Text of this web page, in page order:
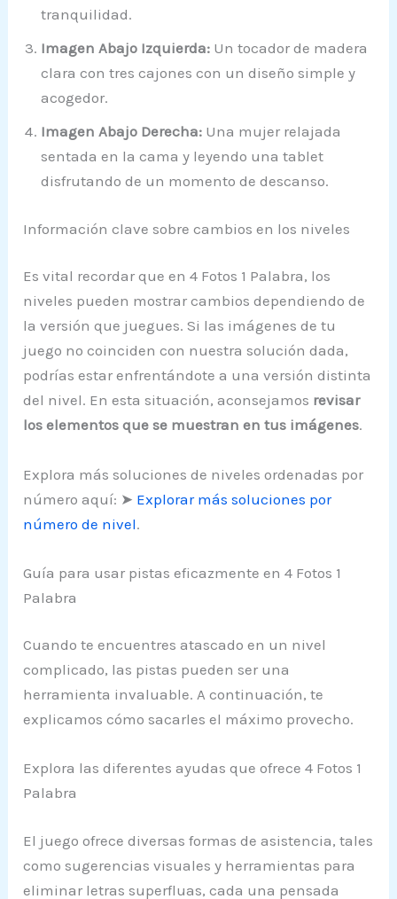
tranquilidad.
Imagen Abajo Izquierda: Un tocador de madera
clara con tres cajones con un diseño simple y
acogedor.
Imagen Abajo Derecha: Una mujer relajada
sentada en la cama y leyendo una tablet
disfrutando de un momento de descanso.
Información clave sobre cambios en los niveles
Es vital recordar que en 4 Fotos 1 Palabra, los
niveles pueden mostrar cambios dependiendo de
la versión que juegues. Si las imágenes de tu
juego no coinciden con nuestra solución dada,
podrías estar enfrentándote a una versión distinta
del nivel. En esta situación, aconsejamos revisar
los elementos que se muestran en tus imágenes.
Explora más soluciones de niveles ordenadas por
número aquí: ➤ Explorar más soluciones por
número de nivel.
Guía para usar pistas eficazmente en 4 Fotos 1
Palabra
Cuando te encuentres atascado en un nivel
complicado, las pistas pueden ser una
herramienta invaluable. A continuación, te
explicamos cómo sacarles el máximo provecho.
Explora las diferentes ayudas que ofrece 4 Fotos 1
Palabra
El juego ofrece diversas formas de asistencia, tales
como sugerencias visuales y herramientas para
eliminar letras superfluas, cada una pensada